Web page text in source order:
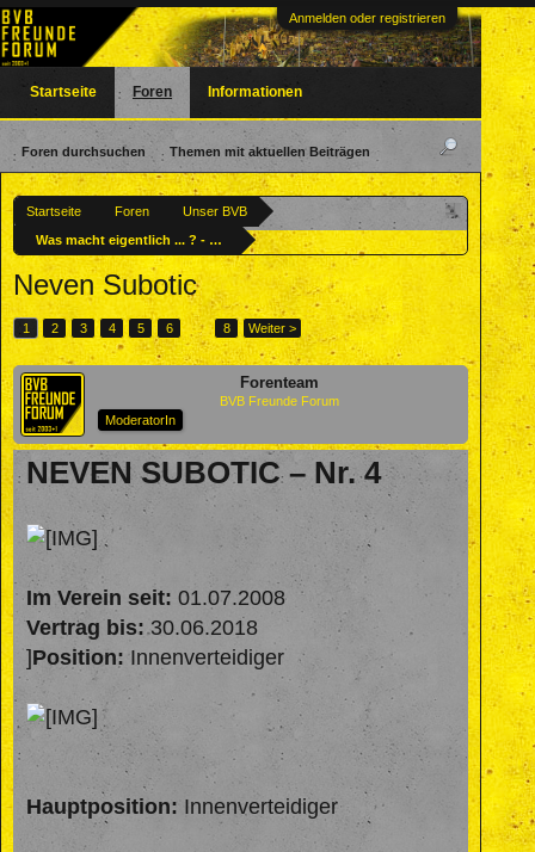
Anmelden oder registrieren
Startseite Foren
Unser BVB
Was macht eigentlich ... ? - Ehemalige BVBler
Neven Subotic
1 2 3 4 5 6 → 8 Weiter >
Forenteam
BVB Freunde Forum
ModeratorIn
NEVEN SUBOTIC – Nr. 4
Im Verein seit: 01.07.2008
Vertrag bis:30.06.2018
]Position: Innenverteidiger
Hauptposition: Innenverteidiger
Startseite Foren
Foren durchsuchen Themen mit aktuellen Beiträgen
Informationen